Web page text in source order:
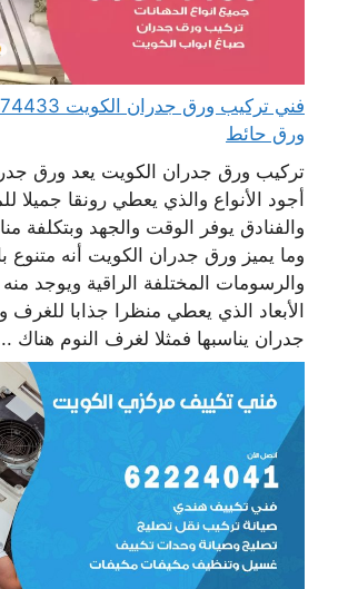
ورق حائط
تركيب ورق جدران الكويت يعد ورق
أجود الأنواع والذي يعطي رونقا جميلا
والفنادق يوفر الوقت والجهد وبتكلفة
وما يميز ورق جدران الكويت أنه متنوع
والرسومات المختلفة الراقية ويوجد منه
الأبعاد الذي يعطي منظرا جذابا
جدران يناسبها فمثلا لغرف النوم هناك